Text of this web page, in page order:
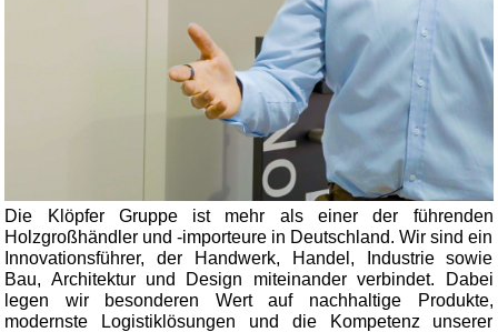
Die Klöpfer Gruppe ist mehr als einer der führenden
Holzgroßhändler und -importeure in Deutschland. Wir sind ein
Innovationsführer, der Handwerk, Handel, Industrie sowie
Bau, Architektur und Design miteinander verbindet. Dabei
legen wir besonderen Wert auf nachhaltige Produkte,
modernste Logistiklösungen und die Kompetenz unserer